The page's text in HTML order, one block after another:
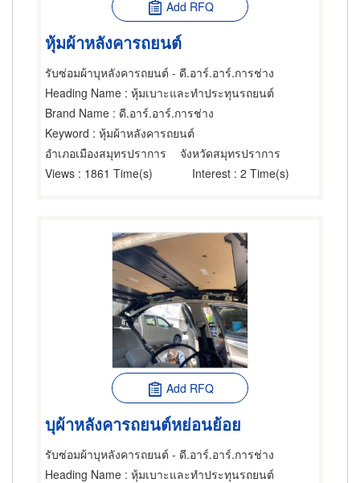
Add RFQ
หุ้มผ้าหลังคารถยนต์
รับซ่อมผ้าบุหลังคารถยนต์ - ดี.อาร์.อาร์.การช่าง
Heading Name : หุ้มเบาะและทำประทุนรถยนต์
Brand Name : ดี.อาร์.อาร์.การช่าง
Keyword : หุ้มผ้าหลังคารถยนต์
อำเภอเมืองสมุทรปราการ
จังหวัดสมุทรปราการ
Views : 1861 Time(s) Interest : 2 Time(s)
Add RFQ
บุผ้าหลังคารถยนต์หย่อนย้อย
รับซ่อมผ้าบุหลังคารถยนต์ - ดี.อาร์.อาร์.การช่าง
Heading Name : หุ้มเบาะและทำประทุนรถยนต์